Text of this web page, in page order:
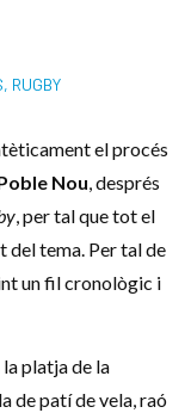
, RUGBY
el procés
Nou , després
, per tal que tot el
del tema. Per tal de
un fil cronològic i
platja de la
de patí de vela, raó